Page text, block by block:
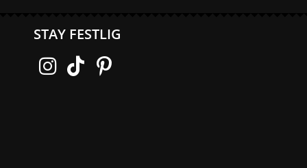
STAY FESTLIG